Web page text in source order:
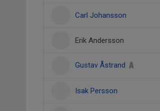
Carl Johansson
Erik Andersson
Gustav Åstrand
Isak Persson